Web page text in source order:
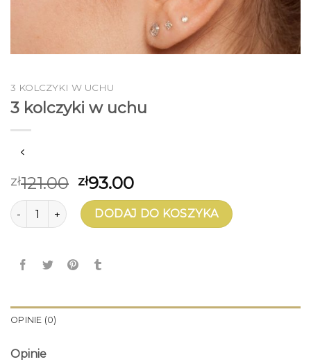
3 KOLCZYKI W UCHU
3 kolczyki w uchu
zł121.00 zł93.00
ilość 3 kolczyki w uchuDODAJ DO KOSZYKA
OPINIE (0)
Opinie